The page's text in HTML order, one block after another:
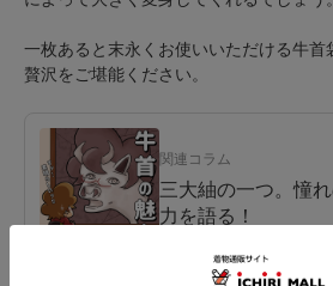
一枚あると末永くお使いいただける牛
贅沢をご堪能ください。
関連コラム
三大紬の一つ。憧
力を語る！